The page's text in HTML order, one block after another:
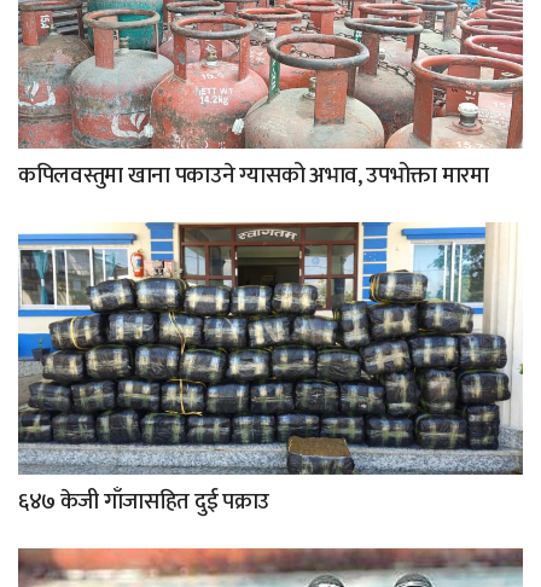
कपिलवस्तुमा खाना पकाउने ग्यासको अभाव, उपभोक्ता मारमा
६४७ केजी गाँजासहित दुई पक्राउ